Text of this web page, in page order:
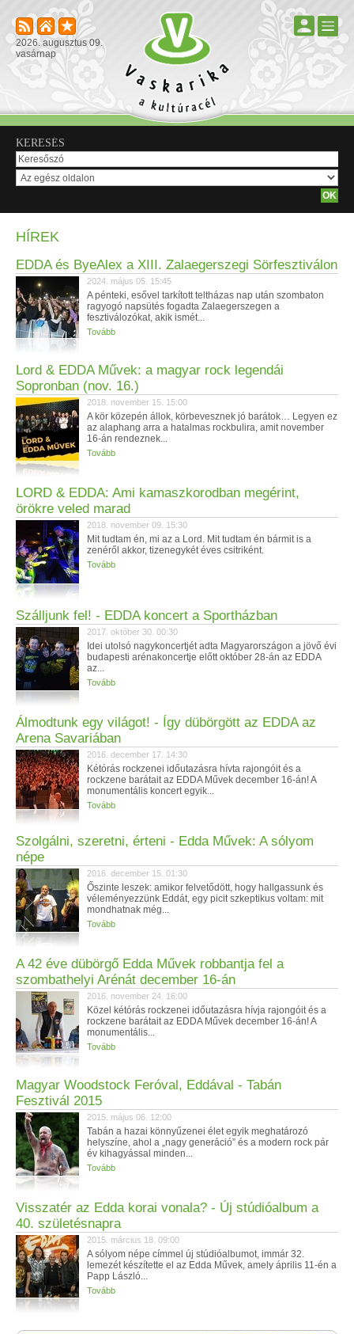
2026. augusztus 09.
vasárnap
KERESÉS
HÍREK
EDDA és ByeAlex a XIII. Zalaegerszegi Sörfesztiválon
2024. május 05. 15:45
A pénteki, esővel tarkított teltházas nap után szombaton
ragyogó napsütés fogadta Zalaegerszegen a
fesztiválozókat, akik ismét...
Tovább
Lord & EDDA Művek: a magyar rock legendái
Sopronban (nov. 16.)
2018. november 15. 15:00
A kör közepén állok, körbevesznek jó barátok… Legyen ez
az alaphang arra a hatalmas rockbulira, amit november
16-án rendeznek...
Tovább
LORD & EDDA: Ami kamaszkorodban megérint,
örökre veled marad
2018. november 09. 15:30
Mit tudtam én, mi az a Lord. Mit tudtam én bármit is a
zenéről akkor, tizenegykét éves csitriként.
Tovább
Szálljunk fel! - EDDA koncert a Sportházban
2017. október 30. 00:30
Idei utolsó nagykoncertjét adta Magyarországon a jövő évi
budapesti arénakoncertje előtt október 28-án az EDDA
az...
Tovább
Álmodtunk egy világot! - Így dübörgött az EDDA az
Arena Savariában
2016. december 17. 14:30
Kétórás rockzenei időutazásra hívta rajongóit és a
rockzene barátait az EDDA Művek december 16-án! A
monumentális koncert egyik...
Tovább
Szolgálni, szeretni, érteni - Edda Művek: A sólyom
népe
2016. december 15. 01:30
Őszinte leszek: amikor felvetődött, hogy hallgassunk és
véleményezzünk Eddát, egy picit szkeptikus voltam: mit
mondhatnak még...
Tovább
A 42 éve dübörgő Edda Művek robbantja fel a
szombathelyi Arénát december 16-án
2016. november 24. 16:00
Közel kétórás rockzenei időutazásra hívja rajongóit és a
rockzene barátait az EDDA Művek december 16-án! A
monumentális...
Tovább
Magyar Woodstock Feróval, Eddával - Tabán
Fesztivál 2015
2015. május 06. 12:00
Tabán a hazai könnyűzenei élet egyik meghatározó
helyszíne, ahol a „nagy generáció” és a modern rock pár
év kihagyással minden...
Tovább
Visszatér az Edda korai vonala? - Új stúdióalbum a
40. születésnapra
2015. március 18. 09:00
A sólyom népe címmel új stúdióalbumot, immár 32.
lemezét készítette el az Edda Művek, amely április 11-én a
Papp László...
Tovább